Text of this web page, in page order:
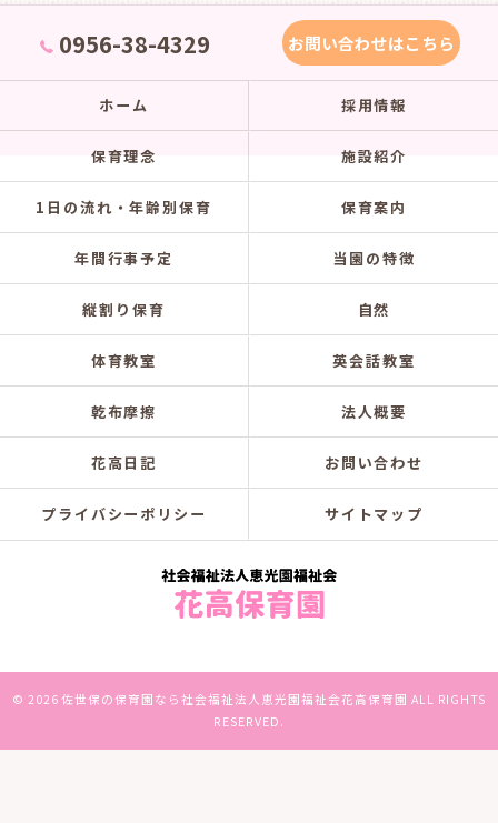
0956-38-4329 お問い合わせはこちら
ホーム 採用情報
保育理念 施設紹介
1日の流れ・年齢別保育 保育案内
年間行事予定 当園の特徴
縦割り保育 自然
体育教室 英会話教室
乾布摩擦 法人概要
花高日記 お問い合わせ
プライバシーポリシー サイトマップ
© 2026 佐世保の保育園なら社会福祉法人恵光園福祉会花高保育園 ALL RIGHTS
RESERVED.